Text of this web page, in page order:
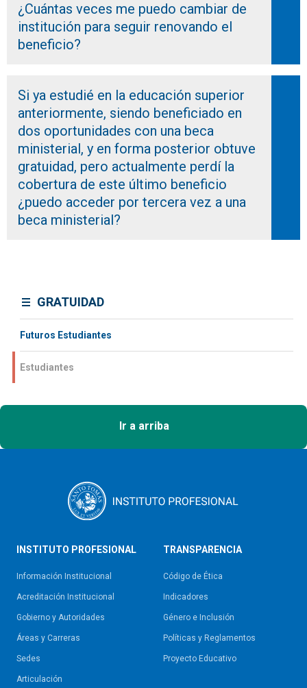
¿Cuántas veces me puedo cambiar de
institución para seguir renovando el
beneficio?
Si ya estudié en la educación superior
anteriormente, siendo beneficiado en
dos oportunidades con una beca
ministerial, y en forma posterior obtuve
gratuidad, pero actualmente perdí la
cobertura de este último beneficio
¿puedo acceder por tercera vez a una
beca ministerial?
GRATUIDAD
Futuros Estudiantes
Estudiantes
Ir a arriba
INSTITUTO PROFESIONAL
Información Institucional
Acreditación Institucional
Gobierno y Autoridades​
Áreas y Carreras
Sedes
Articulación
TRANSPARENCIA
Código de Ética
Indicadores
Género e Inclusión
Políticas y Reglamentos​
Proyecto Educativo